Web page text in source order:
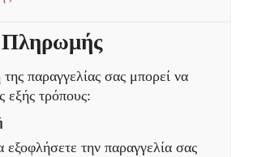
Πληρωμής
παραγγελίας σας μπορεί να
εξής τρόπους:
εξοφλήσετε την παραγγελία σας